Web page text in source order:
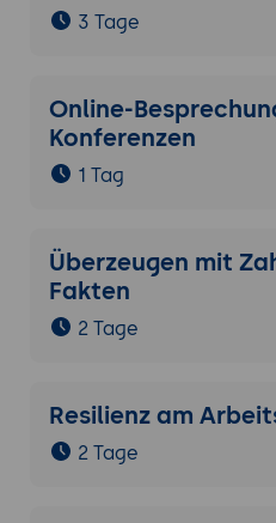
3 Tage
Online-
Konferenzen
1 Tag
Überzeugen mit
Fakten
2 Tage
Resilienz am
2 Tage